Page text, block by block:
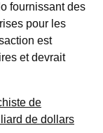
fournissant des
pour les
est
et devrait
de
de dollars